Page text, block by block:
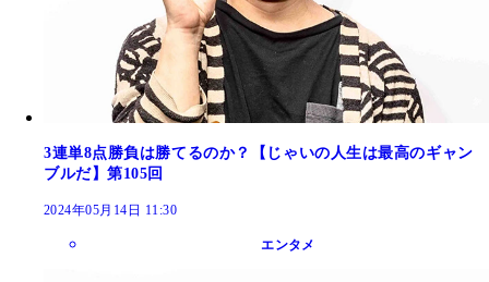
3連単8点勝負は勝てるのか？【じゃいの人生は最高のギャン
ブルだ】第105回
2024年05月14日 11:30
エンタメ